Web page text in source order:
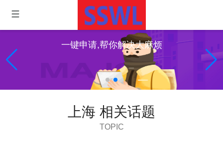
一键申请,帮你解决大麻烦
上海 相关话题
TOPIC